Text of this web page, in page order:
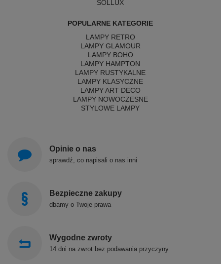
SOLLUX
POPULARNE KATEGORIE
LAMPY RETRO
LAMPY GLAMOUR
LAMPY BOHO
LAMPY HAMPTON
LAMPY RUSTYKALNE
LAMPY KLASYCZNE
LAMPY ART DECO
LAMPY NOWOCZESNE
STYLOWE LAMPY
Opinie o nas
sprawdź, co napisali o nas inni
Bezpieczne zakupy
dbamy o Twoje prawa
Wygodne zwroty
14 dni na zwrot bez podawania przyczyny